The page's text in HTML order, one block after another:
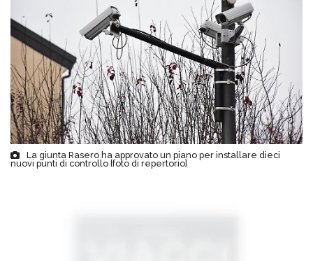
La giunta Rasero ha approvato un piano per installare dieci
nuovi punti di controllo [foto di repertorio]